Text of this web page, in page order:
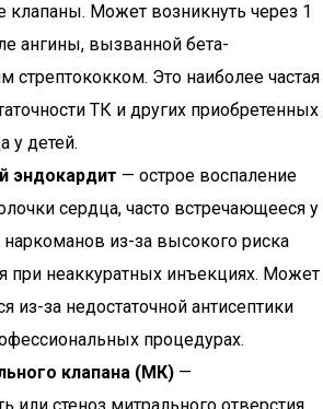
клапаны. Может возникнуть через 1
ангины, вызванной бета-
стрептококком. Это наиболее частая
ТК и других приобретенных
у детей.
эндокардит — острое воспаление
сердца, часто встречающееся у
из-за высокого риска
при неаккуратных инъекциях. Может
из-за недостаточной антисептики
процедурах.
клапана (МК) —